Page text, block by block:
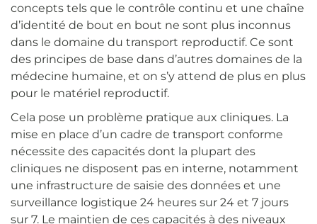
concepts tels que le contrôle continu et une chaîne
d’identité de bout en bout ne sont plus inconnus
dans le domaine du transport reproductif. Ce sont
des principes de base dans d’autres domaines de la
médecine humaine, et on s’y attend de plus en plus
pour le matériel reproductif.
Cela pose un problème pratique aux cliniques. La
mise en place d’un cadre de transport conforme
nécessite des capacités dont la plupart des
cliniques ne disposent pas en interne, notamment
une infrastructure de saisie des données et une
surveillance logistique 24 heures sur 24 et 7 jours
sur 7. Le maintien de ces capacités à des niveaux